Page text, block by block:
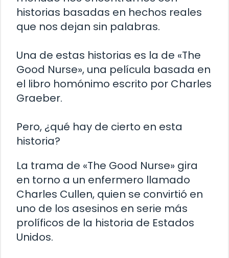
historias basadas en hechos reales
que nos dejan sin palabras.
Una de estas historias es la de «The
Good Nurse», una película basada en
el libro homónimo escrito por Charles
Graeber.
Pero, ¿qué hay de cierto en esta
historia?
La trama de «The Good Nurse» gira
en torno a un enfermero llamado
Charles Cullen, quien se convirtió en
uno de los asesinos en serie más
prolíficos de la historia de Estados
Unidos.